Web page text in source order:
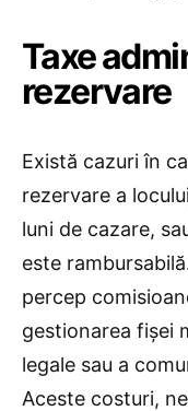
Taxe
rezervare
Există cazuri în
rezervare a
luni de cazare,
este
percep
gestionarea fișei
legale sau a
Aceste costuri,